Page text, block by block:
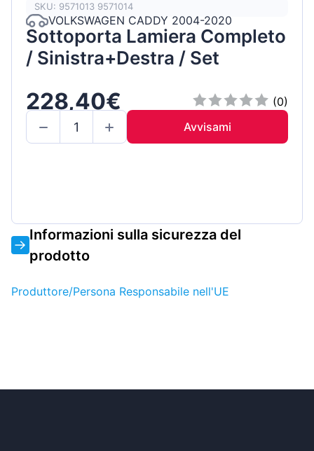
SKU: 9571013 9571014
VOLKSWAGEN CADDY 2004-2020
Sottoporta Lamiera Completo
/ Sinistra+Destra / Set
228,40€
(0)
Avvisami
Informazioni sulla sicurezza del
prodotto
Produttore/Persona Responsabile nell'UE